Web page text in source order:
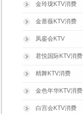
金玲珑KTV消费
金蔷薇KTV消费
凤銮会KTV
君悦国际KTV消费
精舞KTV消费
金色年华KTV消费
白宫会KTV消费